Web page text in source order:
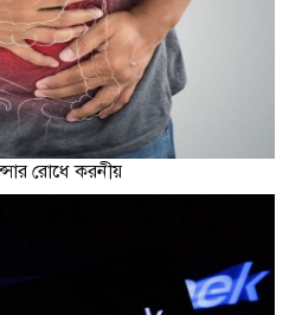
রোধে করনীয়